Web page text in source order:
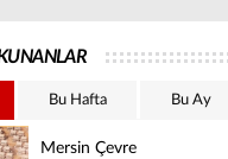
Bu Hafta Bu Ay
Mersin Çevre